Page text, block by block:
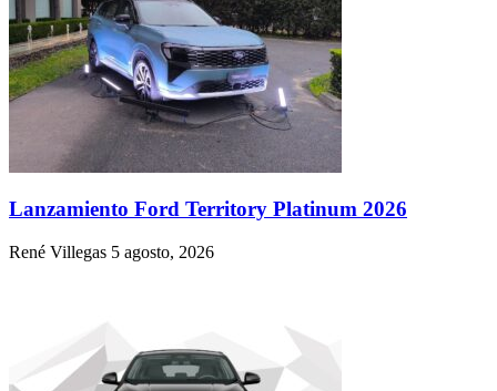
Lanzamiento Ford Territory Platinum 2026
René Villegas 5 agosto, 2026